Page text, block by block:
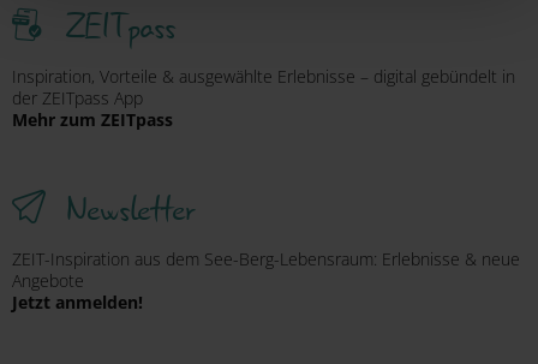
Deaktivierung finden Sie in
Datenschutzerklärung
ZEITpass
Inspiration, Vorteile & ausgewählte Erlebnisse – digital gebündelt in
der ZEITpass App
Mehr zum ZEITpass
Newsletter
ZEIT-Inspiration aus dem See-Berg-Lebensraum: Erlebnisse & neue
Angebote
Jetzt anmelden!